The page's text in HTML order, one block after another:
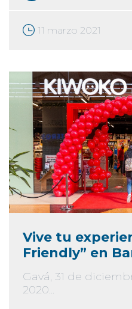
11 marzo 2021
Vive tu
Friendly” en
Gavá, 31 de
2020...